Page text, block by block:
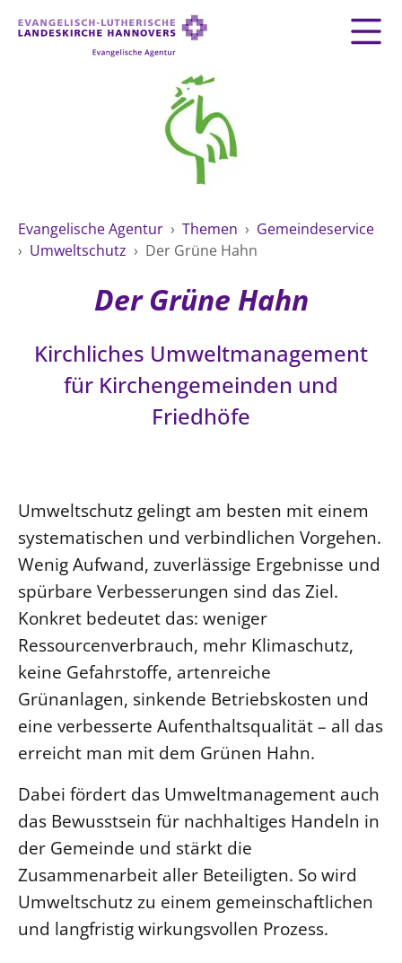
Evangelische Agentur › Themen › Gemeindeservice
› Umweltschutz › Der Grüne Hahn
Der Grüne Hahn
Kirchliches Umweltmanagement
für Kirchengemeinden und
Friedhöfe
Umweltschutz gelingt am besten mit einem
systematischen und verbindlichen Vorgehen.
Wenig Aufwand, zuverlässige Ergebnisse und
spürbare Verbesserungen sind das Ziel.
Konkret bedeutet das: weniger
Ressourcenverbrauch, mehr Klimaschutz,
keine Gefahrstoffe, artenreiche
Grünanlagen, sinkende Betriebskosten und
eine verbesserte Aufenthaltsqualität – all das
erreicht man mit dem Grünen Hahn.
Dabei fördert das Umweltmanagement auch
das Bewusstsein für nachhaltiges Handeln in
der Gemeinde und stärkt die
Zusammenarbeit aller Beteiligten. So wird
Umweltschutz zu einem gemeinschaftlichen
und langfristig wirkungsvollen Prozess.
VERWALTUNG
FREIE STELLEN
SCHUTZKONZEPT
GEMEINDESERVICE
Spiritualität
ÖFFENTLICHE VERANTWORTUNG
Demokratie und Frieden
Generationen und Geschlechter
Kinder und Jugendliche
Impressum
Datenschutz
Freie Stellen
Suche